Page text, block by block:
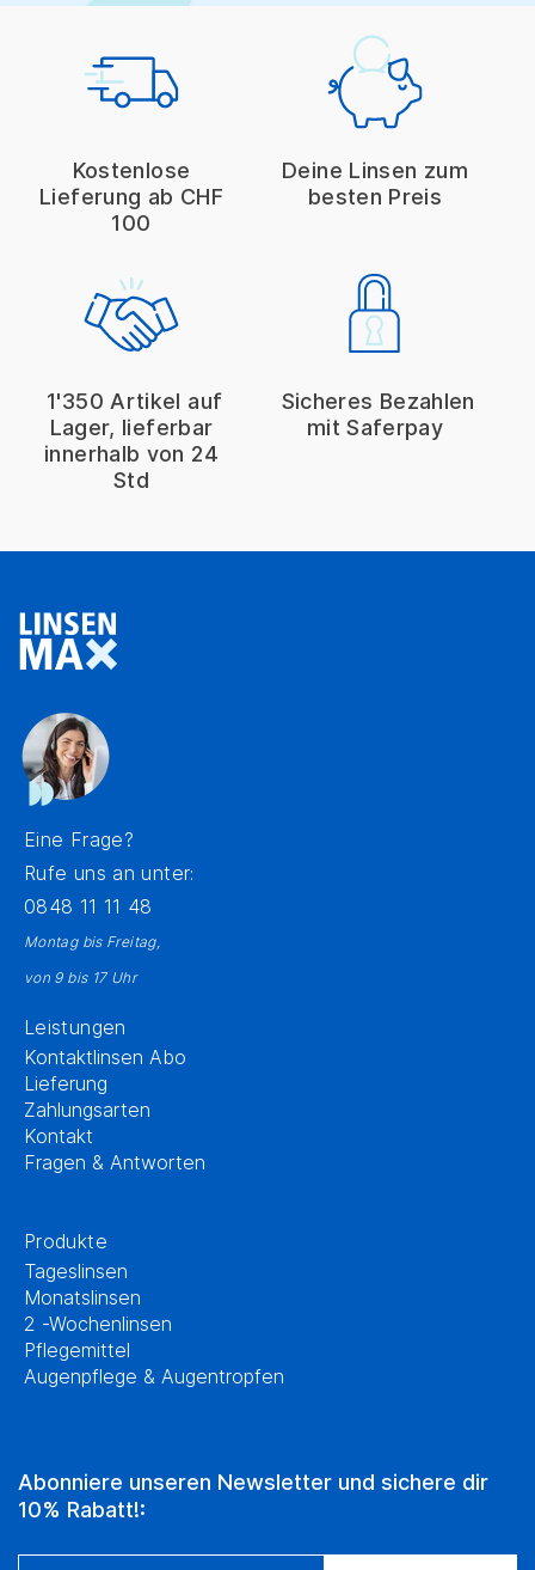
Kostenlose
Lieferung ab CHF
100
Deine Linsen zum
besten Preis
1'350 Artikel auf
Lager, lieferbar
innerhalb von 24
Std
Sicheres Bezahlen
mit Saferpay
Eine Frage?
Rufe uns an unter:
0848 11 11 48
Montag bis Freitag,
von 9 bis 17 Uhr
Leistungen
Kontaktlinsen Abo
Lieferung
Zahlungsarten
Kontakt
Fragen & Antworten
Produkte
Tageslinsen
Monatslinsen
2 -Wochenlinsen
Pflegemittel
Augenpflege & Augentropfen
Abonniere unseren Newsletter und sichere dir
10% Rabatt!: